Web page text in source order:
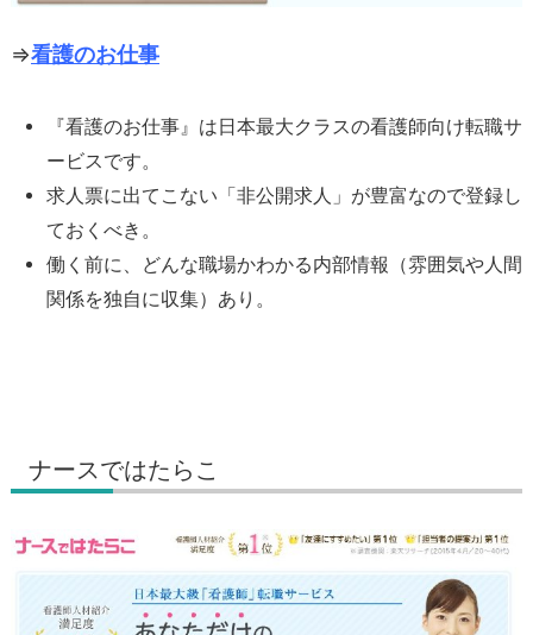
⇒看護のお仕事
『看護のお仕事』は日本最大クラスの看護師向け転職サ
ービスです。
求人票に出てこない「非公開求人」が豊富なので登録し
ておくべき。
働く前に、どんな職場かわかる内部情報（雰囲気や人間
関係を独自に収集）あり。
ナースではたらこ